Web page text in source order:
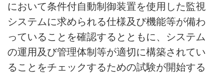
において条件付自動制御装置を使用した監視
システムに求められる仕様及び機能等が備わ
っていることを確認するとともに、システム
の運用及び管理体制等が適切に構築されてい
ることをチェックするための試験が開始する